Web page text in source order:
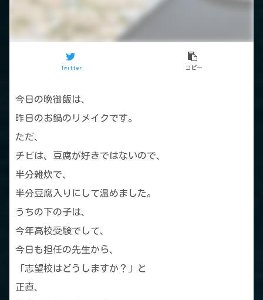
Twitter コピー
今日の晩御飯は、
昨日のお鍋のリメイクです。
ただ、
チビは、豆腐が好きではないので、
半分雑炊で、
半分豆腐入りにして温めました。
うちの下の子は、
今年高校受験でして、
今日も担任の先生から、
「志望校はどうしますか？」と
正直、